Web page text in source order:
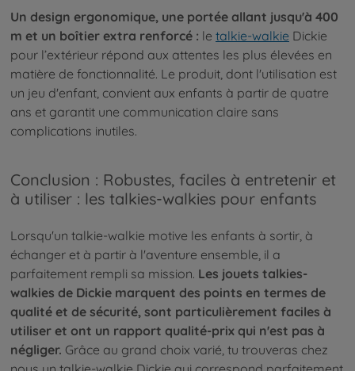
Un design ergonomique, une portée allant jusqu'à 400
m et un boîtier extra renforcé : le talkie-walkie Dickie
pour l’extérieur répond aux attentes les plus élevées en
matière de fonctionnalité. Le produit, dont l'utilisation est
un jeu d'enfant, convient aux enfants à partir de quatre
ans et garantit une communication claire sans
complications inutiles.
Conclusion : Robustes, faciles à entretenir et
à utiliser : les talkies-walkies pour enfants
Lorsqu'un talkie-walkie motive les enfants à sortir, à
échanger et à partir à l'aventure ensemble, il a
parfaitement rempli sa mission. Les jouets talkies-
walkies de Dickie marquent des points en termes de
qualité et de sécurité, sont particulièrement faciles à
utiliser et ont un rapport qualité-prix qui n'est pas à
négliger. Grâce au grand choix varié, tu trouveras chez